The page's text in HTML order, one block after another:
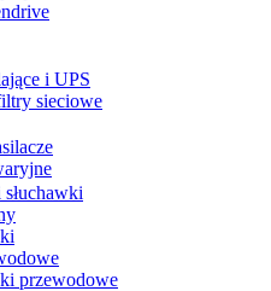
i UPS
sieciowe
przewodowe